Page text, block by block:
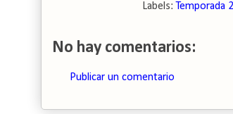
Labels: Temporada
No hay comentarios:
Publicar un comentario